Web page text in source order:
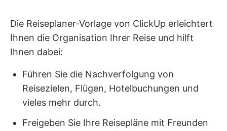
Die Reiseplaner-Vorlage von ClickUp erleichtert
Ihnen die Organisation Ihrer Reise und hilft
Ihnen dabei:
Führen Sie die Nachverfolgung von
Reisezielen, Flügen, Hotelbuchungen und
vieles mehr durch.
Freigeben Sie Ihre Reisepläne mit Freunden